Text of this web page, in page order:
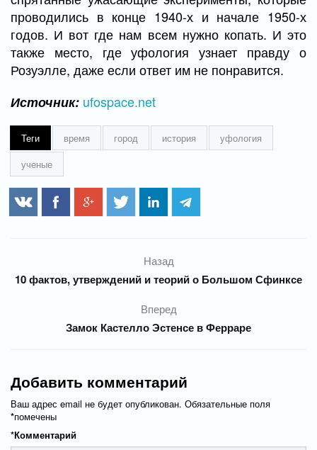
проводились в конце 1940-х и начале 1950-х
годов. И вот где нам всем нужно копать. И это
также место, где уфология узнает правду о
Розуэлле, даже если ответ им не понравится.
Источник: ufospace.net
Теги время город история
уфология
ученые
Назад
10 фактов, утверждений и теорий о Большом Сфинксе
Вперед
Замок Кастелло Эстенсе в Ферраре
Добавить комментарий
Ваш адрес email не будет опубликован. Обязательные поля
помечены
*
Комментарий
*